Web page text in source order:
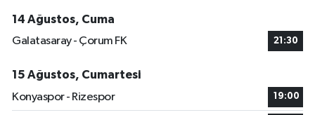
14 Ağustos, Cuma
Galatasaray - Çorum FK
21:30
15 Ağustos, Cumartesi
Konyaspor - Rizespor
19:00